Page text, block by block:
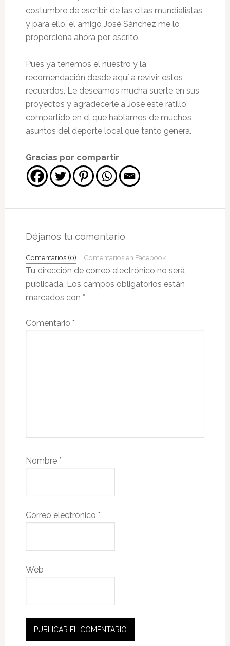
costumbre de escribir de las citas mundialistas
y para ello, el amigo José Sánchez me lo
proporciona ahora por escrito.
Pues ya tenemos el nuestro y la
recomendación desde aquí a revivir estos
recuerdos. Le deseamos mucha suerte en sus
proyectos y agradecerle a José este ratillo
compartido en el que hablamos de muchos
asuntos del deporte local que tanto genera.
Gracias por compartir
con
lectores
Déjanos tu comentario
Comentarios (0) Comentarios en Facebook
Tu dirección de correo electrónico no será
publicada. Los campos obligatorios están
marcados con *
Comentario *
Nombre *
Correo electrónico *
Web